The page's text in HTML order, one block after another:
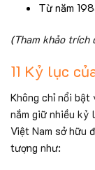
Từ năm
(Tham khảo trích
11 Kỷ lục
Không chỉ nổi
nắm giữ nhiều kỷ
Việt Nam sở hữu
tượng như: